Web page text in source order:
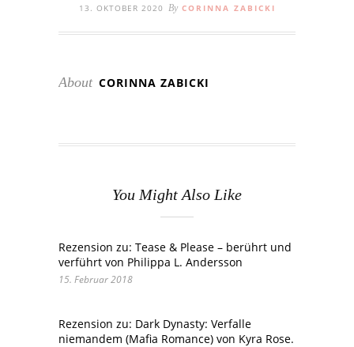
13. OKTOBER 2020 By CORINNA ZABICKI
About CORINNA ZABICKI
You Might Also Like
Rezension zu: Tease & Please – berührt und
verführt von Philippa L. Andersson
15. Februar 2018
Rezension zu: Dark Dynasty: Verfalle
niemandem (Mafia Romance) von Kyra Rose.